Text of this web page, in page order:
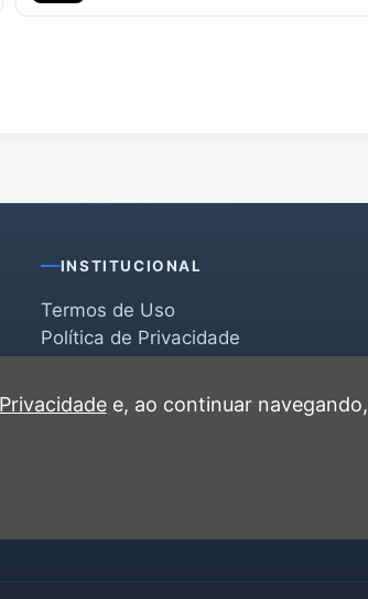
INSTITUCIONAL
Termos de Uso
Política de Privacidade
Contato e, ao continuar navegando,